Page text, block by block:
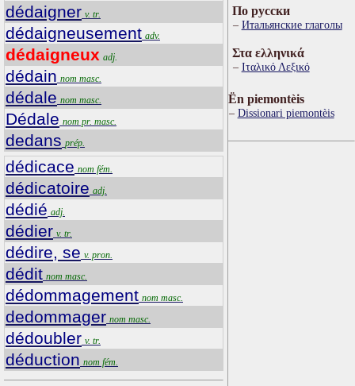
dédaigner v. tr.
dédaigneusement adv.
dédaigneux adj.
dédain nom masc.
dédale nom masc.
Dédale nom pr. masc.
dedans prép.
dédicace nom fém.
dédicatoire adj.
dédié adj.
dédier v. tr.
dédire, se v. pron.
dédit nom masc.
dédommagement nom masc.
dedommager nom masc.
dédoubler v. tr.
déduction nom fém.
По русски
Итальянские глаголы
Στα ελληνικά
Ιταλικό Λεξικό
Ën piemontèis
Dissionari piemontèis